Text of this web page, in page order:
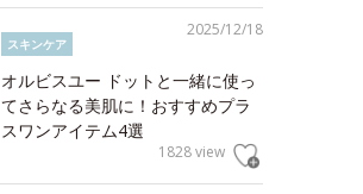
2025/12/18
スキンケア
オルビスユー ドットと一緒に使っ
てさらなる美肌に！おすすめプラ
スワンアイテム4選
1828 view